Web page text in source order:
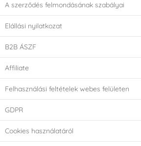
A szerződés felmondásának szabályai
Elállási nyilatkozat
B2B ÁSZF
Affiliate
Felhasználási feltételek webes felületen
GDPR
Cookies használatáról